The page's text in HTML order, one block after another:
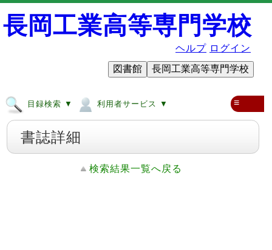
長岡工業高等専門学校
ヘルプ ログイン
図書館
長岡工業高等専門学校
目録検索 ▼ 利用者サービス ▼ ≡
書誌詳細
検索結果一覧へ戻る